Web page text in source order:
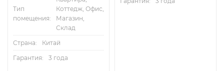
Тип
помещения:
Коттедж, Офис,
Магазин,
Склад
Страна:
Китай
Гарантия:
3 года